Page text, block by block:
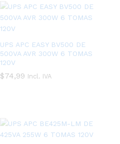
UPS APC EASY BV500 DE
500VA AVR 300W 6 TOMAS
120V
$74,99 Incl. IVA
$74,99